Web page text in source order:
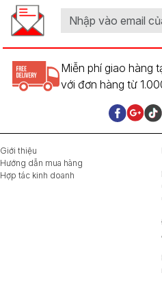
Miễn phí giao hàng
với đơn hàng từ
Giới thiệu
Hướng dẫn mua hàng
Hợp tác kinh doanh